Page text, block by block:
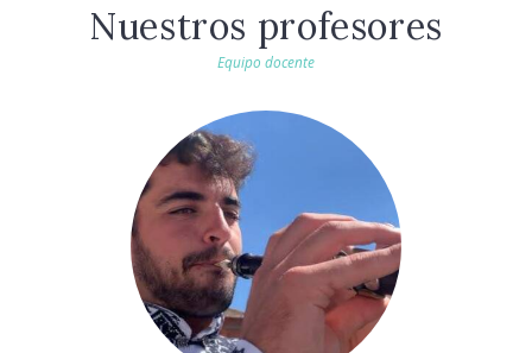
Nuestros profesores
Equipo docente